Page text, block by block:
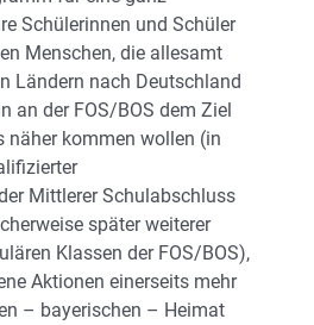
Schülerinnen und Schüler
Menschen, die allesamt
Ländern nach Deutschland
an der FOS/BOS dem Ziel
näher kommen wollen (in
Mittlerer Schulabschluss
später weiterer
Klassen der FOS/BOS),
Aktionen einerseits mehr
– bayerischen – Heimat